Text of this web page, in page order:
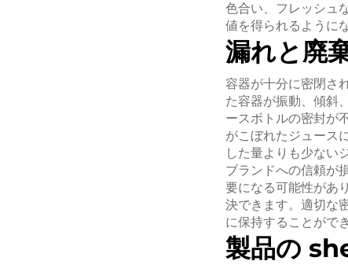
色合い、フレッシュ
値を得られるように
漏れと廃
容器が十分に密閉さ
た容器が振動、傾斜
ースボトルの密封が
がこぼれたジュース
した量よりも少ない
ブランドへの信頼が
要になる可能性があ
決できます。適切な
に保持することがで
製品の